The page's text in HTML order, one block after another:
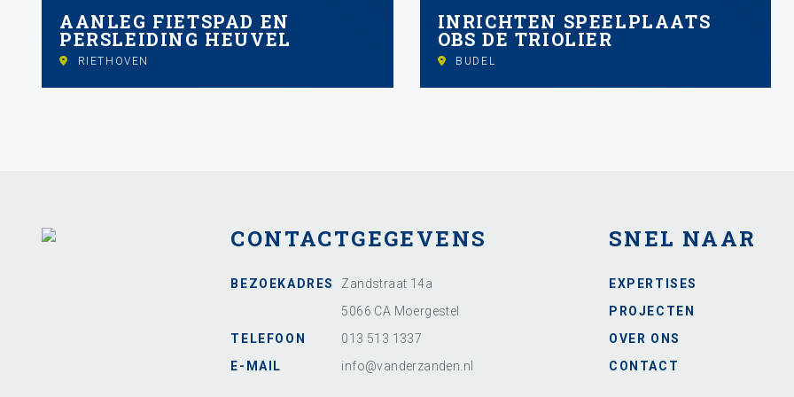
AANLEG FIETSPAD EN
PERSLEIDING HEUVEL
RIETHOVEN
INRICHTEN SPEELPLAATS
OBS DE TRIOLIER
BUDEL
CONTACTGEGEVENS
BEZOEKADRES
Zandstraat 14a
5066 CA Moergestel
TELEFOON
013 513 1337
E-MAIL
info@vanderzanden.nl
SNEL NAAR
EXPERTISES
PROJECTEN
OVER ONS
CONTACT